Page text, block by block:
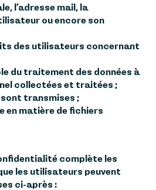
l’adresse mail, la
ou encore son
des utilisateurs concernant
du traitement des données à
collectées et traitées ;
sont transmises ;
en matière de fichiers
complète les
les utilisateurs peuvent
ci-après :